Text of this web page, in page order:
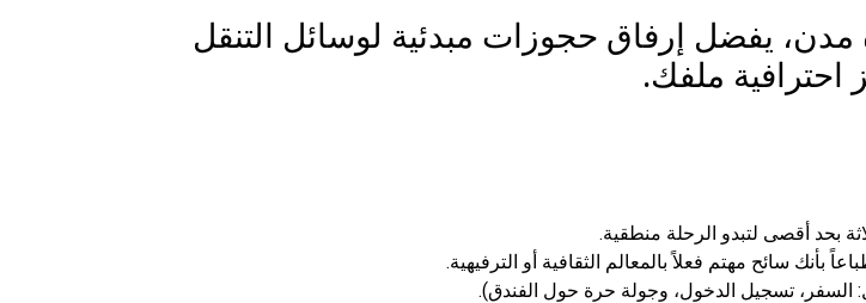
يفضل إرفاق حجوزات مبدئية لوسائل التنقل
احترافية ملفك.
سائح مهتم فعلاً بالمعالم الثقافية أو الترفيهية.
السفر، تسجيل الدخول، وجولة حرة حول الفندق).